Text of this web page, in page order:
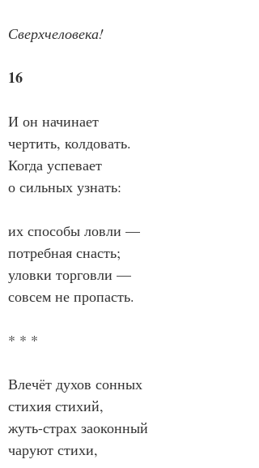
Сверхчеловека!
16
И он начинает
чертить, колдовать.
Когда успевает
о сильных узнать:
их способы ловли —
потребная снасть;
уловки торговли —
совсем не пропасть.
* * *
Влечёт духов сонных
стихия стихий,
жуть-страх заоконный
чаруют стихи,